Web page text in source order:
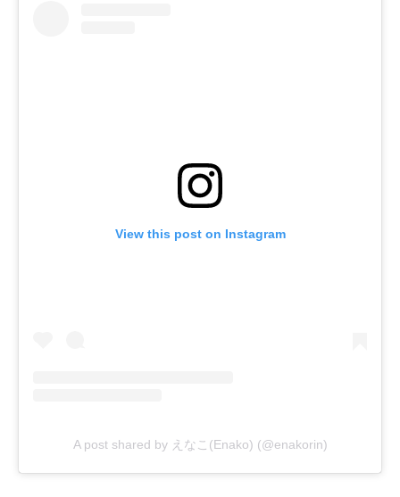
View this post on Instagram
A post shared by えなこ(Enako) (@enakorin)